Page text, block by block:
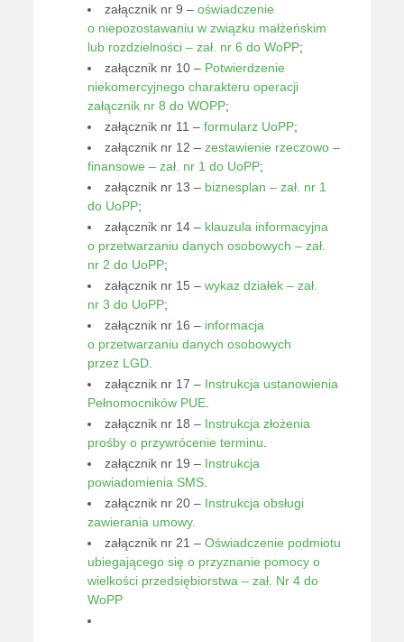
załącznik nr 9 –oświadczenie
o niepozostawaniu w związku małżeńskim
lub rozdzielności – zał. nr 6 do WoPP;
załącznik nr 10 – Potwierdzenie
niekomercyjnego charakteru operacji
załącznik nr 8 do WOPP;
załącznik nr 11 –formularz UoPP;
załącznik nr 12 –zestawienie rzeczowo –
finansowe – zał. nr 1 do UoPP;
załącznik nr 13 – biznesplan – zał. nr 1
do UoPP;
załącznik nr 14 – klauzula informacyjna
o przetwarzaniu danych osobowych – zał.
nr 2 do UoPP;
załącznik nr 15 –wykaz działek – zał.
nr 3 do UoPP;
załącznik nr 16 – informacja
o przetwarzaniu danych osobowych
przez LGD
załącznik nr 17 – Instrukcja ustanowienia
Pełnomocników PUE
załącznik nr 18 – Instrukcja złożenia
prośby o przywrócenie terminu
załącznik nr 19 – Instrukcja
powiadomienia SMS
załącznik nr 20 – Instrukcja obsługi
zawierania umowy.
załącznik nr 21 –Oświadczenie podmiotu
ubiegającego się o przyznanie pomocy o
wielkości przedsiębiorstwa – zał. Nr 4 do
WoPP